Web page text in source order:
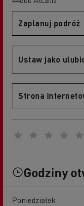
Zaplanuj podróż
Ustaw jako
Strona
Godziny
Poniedziałek